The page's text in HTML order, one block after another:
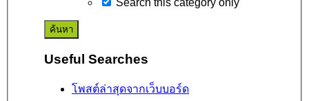
Search this category only
Useful Searches
โพสต์ล่าสุดจากเว็บบอร์ด